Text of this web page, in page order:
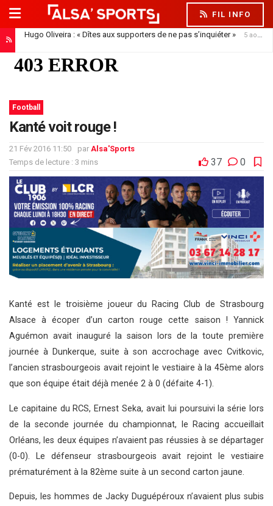
FIL INFO
Hugo Oliveira : « Dîtes aux supporters de ne pas s’inquiéter » 5 août 2026
Football
Kanté voit rouge !
21 Fév 2016 11:50 par Alsa'Sports
Temps de lecture : 3 mins
37 0
Kanté est le troisième joueur du Racing Club de Strasbourg
Alsace à écoper d’un carton rouge cette saison ! Yannick
Aguémon avait inauguré la saison lors de la toute première
journée à Dunkerque, suite à son accrochage avec Cvitkovic,
l’ancien strasbourgeois avait rejoint le vestiaire à la 45ème alors
que son équipe était déjà menée 2 à 0 (défaite 4-1).
Le capitaine du RCS, Ernest Seka, avait lui poursuivi la série lors
de la seconde journée du championnat, le Racing accueillait
Orléans, les deux équipes n’avaient pas réussies à se départager
(0-0). Le défenseur strasbourgeois avait rejoint le vestiaire
prématurément à la 82ème suite à un second carton jaune.
Depuis, les hommes de Jacky Duguépéroux n’avaient plus subis